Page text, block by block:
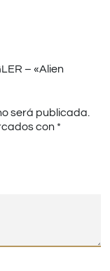
– «Alien
será publicada.
con *